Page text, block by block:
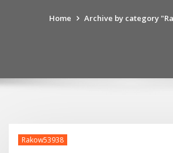
Home Archive by category
Rakow53938